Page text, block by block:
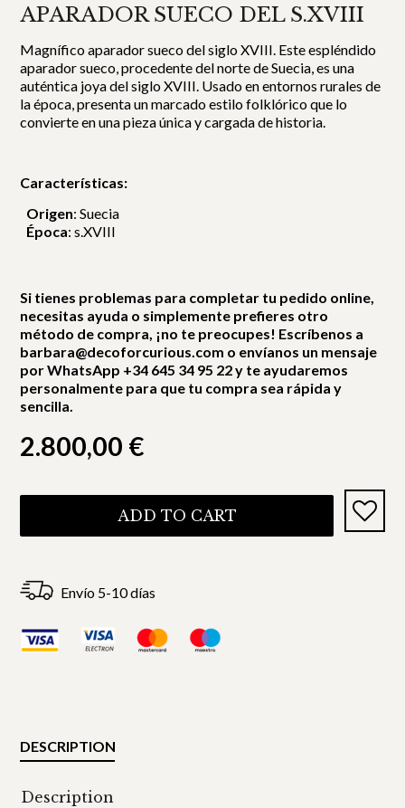
APARADOR SUECO DEL S.XVIII
Magnífico aparador sueco del siglo XVIII. Este espléndido
aparador sueco, procedente del norte de Suecia, es una
auténtica joya del siglo XVIII. Usado en entornos rurales de
la época, presenta un marcado estilo folklórico que lo
convierte en una pieza única y cargada de historia.
Características:
Origen: Suecia
Época: s.XVIII
Si tienes problemas para completar tu pedido online,
necesitas ayuda o simplemente prefieres otro
método de compra, ¡no te preocupes! Escríbenos a
barbara@decoforcurious.com o envíanos un mensaje
por WhatsApp +34 645 34 95 22 y te ayudaremos
personalmente para que tu compra sea rápida y
sencilla.
2.800,00 €
ADD TO CART
Envío 5-10 días
DESCRIPTION
Description